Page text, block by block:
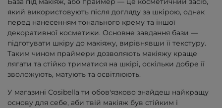
який використовують після догляду за шкірою, однак
перед нанесенням тонального крему та іншої
декоративної косметики. Основне завдання бази —
підготувати шкіру до макіяжу, вирівнявши її текстуру.
Таким чином праймери дозволяють макіяжу краще
лягати та стійко триматися на шкірі, оскільки добре її
зволожують, матують та освітлюють.
У магазині Cosibella ти обов'язково знайдеш найкращу
основу для себе, аби твій макіяж був стійким і